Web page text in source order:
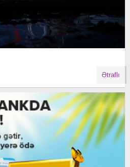
Ətraflı